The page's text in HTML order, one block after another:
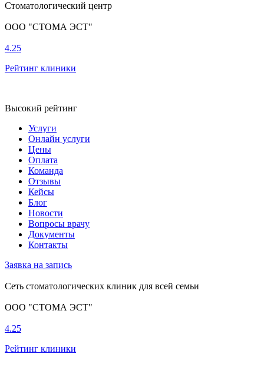
Стоматологический центр
ООО "СТОМА ЭСТ"
4.25
Рейтинг клиники
Высокий рейтинг
Услуги
Онлайн услуги
Цены
Оплата
Команда
Отзывы
Кейсы
Блог
Новости
Вопросы врачу
Документы
Контакты
Заявка на запись
Сеть стоматологических клиник для всей семьи
ООО "СТОМА ЭСТ"
4.25
Рейтинг клиники